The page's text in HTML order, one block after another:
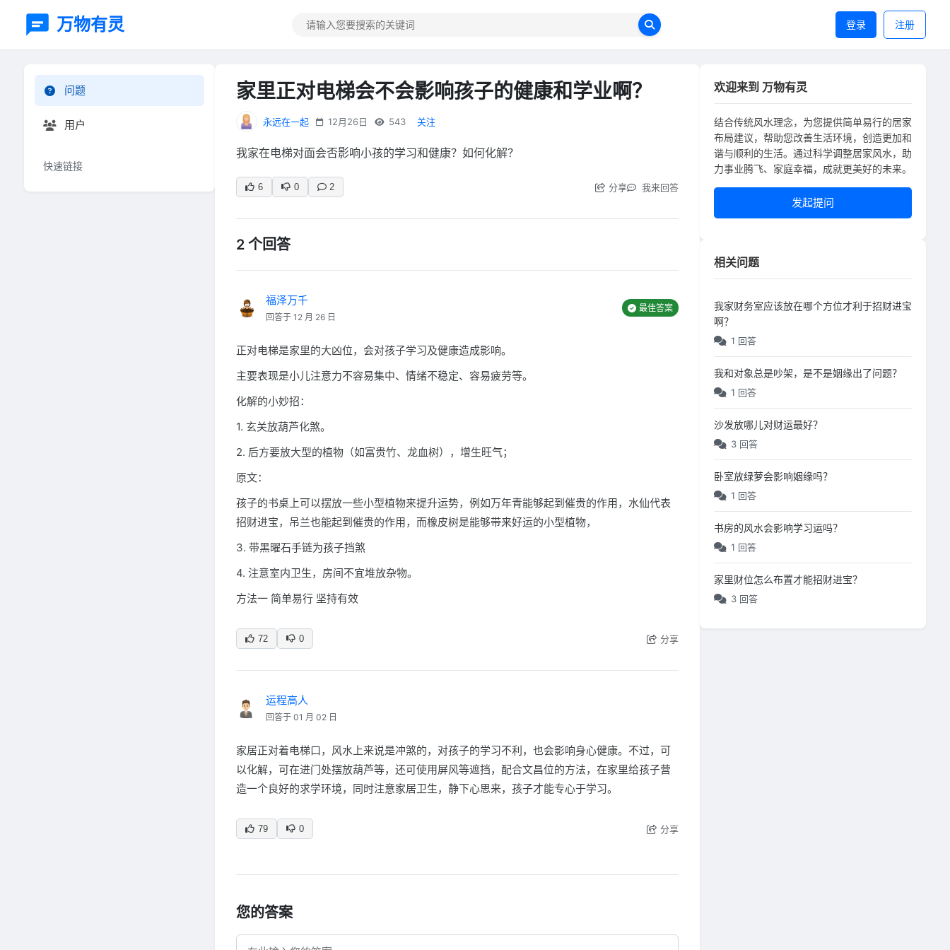
万物有灵 登录 注册
问题
用户
快速链接
家里正对电梯会不会影响孩子的健康和学业啊？
永远在一起 12月26日 543 关注
我家在电梯对面会否影响小孩的学习和健康？如何化解？
6 0 2 分享 我来回答
2 个回答
福泽万千
回答于 12 月 26 日
最佳答案
正对电梯是家里的大凶位，会对孩子学习及健康造成影响。
主要表现是小儿注意力不容易集中、情绪不稳定、容易疲劳等。
化解的小妙招：
1. 玄关放葫芦化煞。
2. 后方要放大型的植物（如富贵竹、龙血树），增生旺气；
原文：
孩子的书桌上可以摆放一些小型植物来提升运势，例如万年青能够起到催贵的作用，水仙代表
招财进宝，吊兰也能起到催贵的作用，而橡皮树是能够带来好运的小型植物，
3. 带黑曜石手链为孩子挡煞
4. 注意室内卫生，房间不宜堆放杂物。
方法一 简单易行 坚持有效
72 0 分享
运程高人
回答于 01 月 02 日
家居正对着电梯口，风水上来说是冲煞的，对孩子的学习不利，也会影响身心健康。不过，可
以化解，可在进门处摆放葫芦等，还可使用屏风等遮挡，配合文昌位的方法，在家里给孩子营
造一个良好的求学环境，同时注意家居卫生，静下心思来，孩子才能专心于学习。
79 0 分享
您的答案
欢迎来到 万物有灵
结合传统风水理念，为您提供简单易行的居家
布局建议，帮助您改善生活环境，创造更加和
谐与顺利的生活。通过科学调整居家风水，助
力事业腾飞、家庭幸福，成就更美好的未来。
发起提问
相关问题
我家财务室应该放在哪个方位才利于招财进宝
啊？
1 回答
我和对象总是吵架，是不是姻缘出了问题？
1 回答
沙发放哪儿对财运最好？
3 回答
卧室放绿萝会影响姻缘吗？
1 回答
书房的风水会影响学习运吗？
1 回答
家里财位怎么布置才能招财进宝？
3 回答